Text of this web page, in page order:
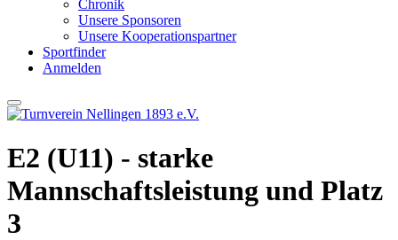
Chronik
Unsere Sponsoren
Unsere Kooperationspartner
Sportfinder
Anmelden
E2 (U11) - starke
Mannschaftsleistung und Platz
3